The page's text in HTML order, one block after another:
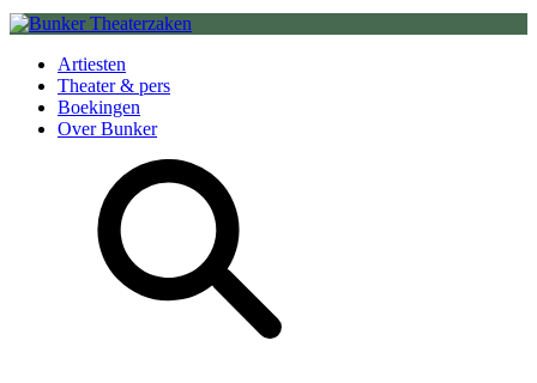
Artiesten
Theater & pers
Boekingen
Over Bunker